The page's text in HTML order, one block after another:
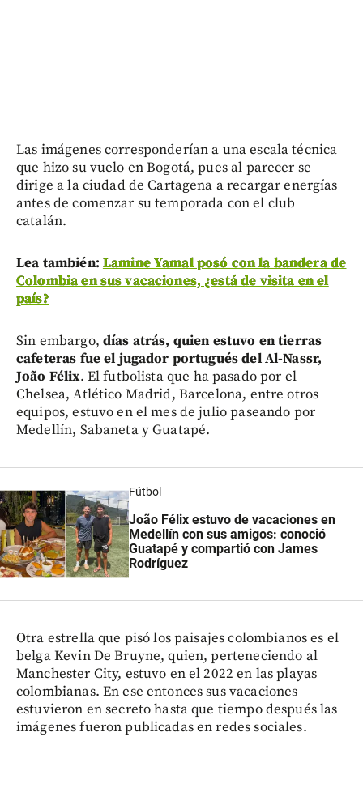
Las imágenes corresponderían a una escala técnica
que hizo su vuelo en Bogotá, pues al parecer se
dirige a la ciudad de Cartagena a recargar energías
antes de comenzar su temporada con el club
catalán.
Lea también: Lamine Yamal posó con la bandera de
Colombia en sus vacaciones, ¿está de visita en el
país?
Sin embargo, días atrás, quien estuvo en tierras
cafeteras fue el jugador portugués del Al-Nassr,
João Félix. El futbolista que ha pasado por el
Chelsea, Atlético Madrid, Barcelona, entre otros
equipos, estuvo en el mes de julio paseando por
Medellín, Sabaneta y Guatapé.
Fútbol
João Félix estuvo de vacaciones en
Medellín con sus amigos: conoció
Guatapé y compartió con James
Rodríguez
Otra estrella que pisó los paisajes colombianos es el
belga Kevin De Bruyne, quien, perteneciendo al
Manchester City, estuvo en el 2022 en las playas
colombianas. En ese entonces sus vacaciones
estuvieron en secreto hasta que tiempo después las
imágenes fueron publicadas en redes sociales.